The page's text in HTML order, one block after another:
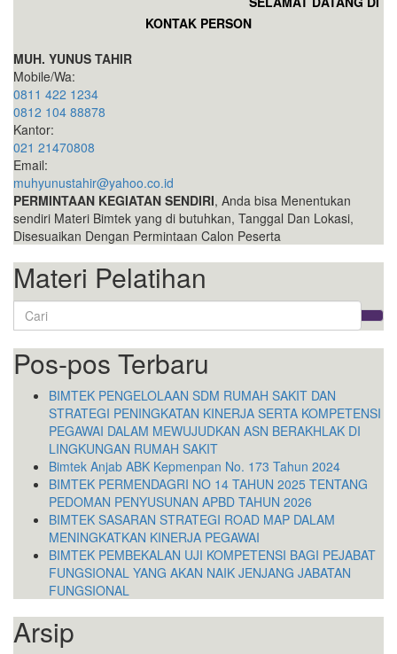
KONTAK PERSON
MUH. YUNUS TAHIR
Mobile/Wa:
0811 422 1234
0812 104 88878
Kantor:
021 21470808
Email:
muhyunustahir@yahoo.co.id
PERMINTAAN KEGIATAN SENDIRI, Anda bisa Menentukan
sendiri Materi Bimtek yang di butuhkan, Tanggal Dan Lokasi,
Disesuaikan Dengan Permintaan Calon Peserta
Materi Pelatihan
Search
for:
Pos-pos Terbaru
BIMTEK PENGELOLAAN SDM RUMAH SAKIT DAN
STRATEGI PENINGKATAN KINERJA SERTA KOMPETENSI
PEGAWAI DALAM MEWUJUDKAN ASN BERAKHLAK DI
LINGKUNGAN RUMAH SAKIT
Bimtek Anjab ABK Kepmenpan No. 173 Tahun 2024
BIMTEK PERMENDAGRI NO 14 TAHUN 2025 TENTANG
PEDOMAN PENYUSUNAN APBD TAHUN 2026
BIMTEK SASARAN STRATEGI ROAD MAP DALAM
MENINGKATKAN KINERJA PEGAWAI
BIMTEK PEMBEKALAN UJI KOMPETENSI BAGI PEJABAT
FUNGSIONAL YANG AKAN NAIK JENJANG JABATAN
FUNGSIONAL
Arsip